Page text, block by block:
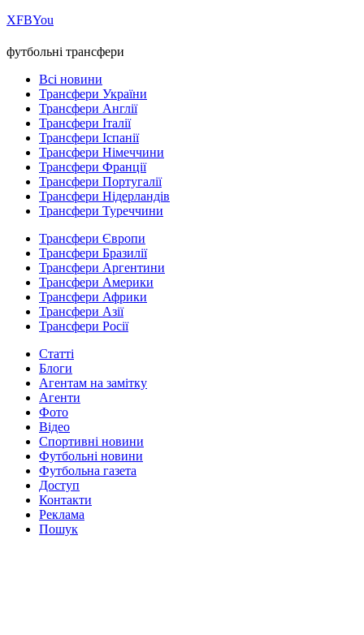
ХFBYou
футбольні трансфери
Всі новини
Трансфери України
Трансфери Англії
Трансфери Італії
Трансфери Іспанії
Трансфери Німеччини
Трансфери Франції
Трансфери Португалії
Трансфери Нідерландів
Трансфери Туреччини
Трансфери Європи
Трансфери Бразилії
Трансфери Аргентини
Трансфери Америки
Трансфери Африки
Трансфери Азії
Трансфери Росії
Статті
Блоги
Агентам на замітку
Агенти
Фото
Відео
Спортивні новини
Футбольні новини
Футбольна газета
Доступ
Контакти
Реклама
Пошук